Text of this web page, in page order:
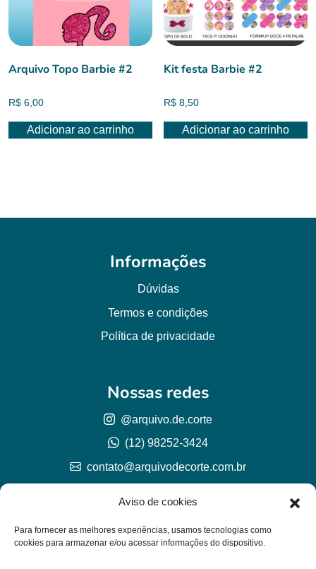
Aviso de cookies
Para fornecer as melhores experiências, usamos tecnologias como
cookies para armazenar e/ou acessar informações do dispositivo.
Arquivo Topo Barbie #2
R$ 6,00
Adicionar ao carrinho
Kit festa Barbie #2
R$ 8,50
Adicionar ao carrinho
Informações
Dúvidas
Termos e condições
Política de privacidade
Nossas redes
@arquivo.de.corte
(12) 98252-3424
contato@arquivodecorte.com.br